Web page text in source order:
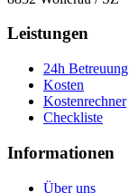
Leistungen
24h Betreuung
Kosten
Kostenrechner
Checkliste
Informationen
Über uns